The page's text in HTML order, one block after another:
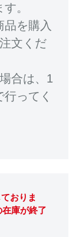
。
を購入
文くだ
合は、1
ってく
おりま
庫が終了